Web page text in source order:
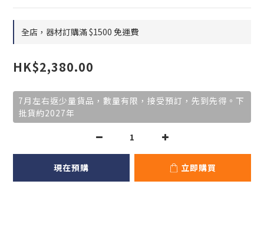
全店，器材訂購滿 $1500 免運費
HK$2,380.00
7月左右返少量貨品，數量有限，接受預訂，先到先得。下
批貨約2027年
現在預購 立即購買